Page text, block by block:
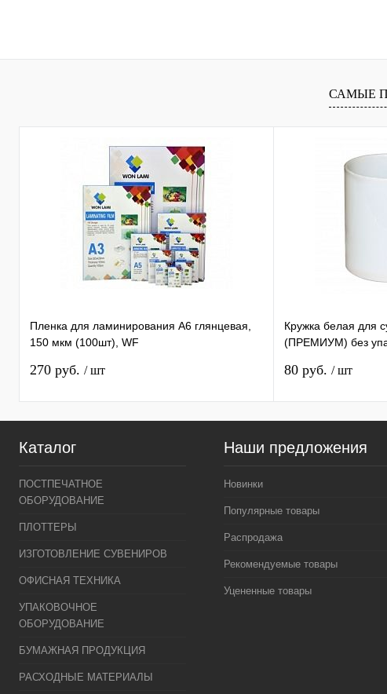
Купить в 1 клик Сравнение Купить в 1 клик
САМЫЕ
Пленка для ламинирования А6 глянцевая,
150 мкм (100шт), WF
270 руб. / шт
Кружка белая для
(ПРЕМИУМ) без
80 руб. / шт
Каталог
ПОСТПЕЧАТНОЕ
ОБОРУДОВАНИЕ
ПЛОТТЕРЫ
ИЗГОТОВЛЕНИЕ СУВЕНИРОВ
ОФИСНАЯ ТЕХНИКА
УПАКОВОЧНОЕ
ОБОРУДОВАНИЕ
БУМАЖНАЯ ПРОДУКЦИЯ
РАСХОДНЫЕ МАТЕРИАЛЫ
Наши предложения
Новинки
Популярные товары
Распродажа
Рекомендуемые товары
Уцененные товары